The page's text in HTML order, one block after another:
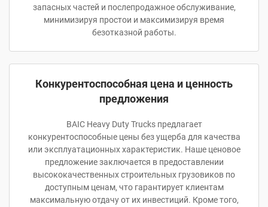
запасных частей и послепродажное обслуживание,
минимизируя простои и максимизируя время
безотказной работы.
Конкурентоспособная цена и ценность
предложения
BAIC Heavy Duty Trucks предлагает
конкурентоспособные цены без ущерба для качества
или эксплуатационных характеристик. Наше ценовое
предложение заключается в предоставлении
высококачественных строительных грузовиков по
доступным ценам, что гарантирует клиентам
максимальную отдачу от их инвестиций. Кроме того,